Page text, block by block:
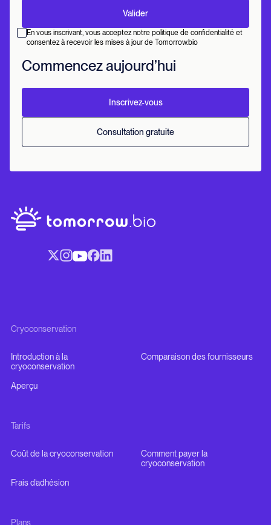
En vous inscrivant, vous acceptez notre politique de confidentialité et
consentez à recevoir les mises à jour de Tomorrow.bio
Commencez aujourd’hui
Inscrivez-vous
Consultation gratuite
Cryoconservation
Introduction à la
cryoconservation
Comparaison des fournisseurs
Aperçu
Tarifs
Coût de la cryoconservation
Comment payer la
cryoconservation
Frais d’adhésion
Plans